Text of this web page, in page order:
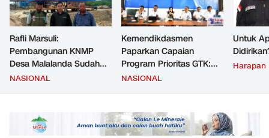
Rafli Marsuli:
Pembangunan KNMP
Desa Malalanda Sudah
Mencapai 69 Persen dan
JMD dan JMF
NASIONAL
Kemendikdasmen
Paparkan Capaian
Program Prioritas GTK:
Kompetensi Meningkat,
NASIONAL
Untuk
Harapan